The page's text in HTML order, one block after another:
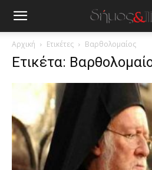
lesbians
very
hot
cam
show. desi
xxx
teaches
you
the
meaning
Αρχική Ετικέτες Βαρθολομαίος
Ετικέτα: